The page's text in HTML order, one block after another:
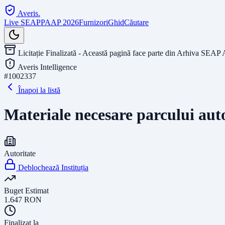
Averis.
Live SEAPPAAP 2026FurnizoriGhidCăutare
Licitație Finalizată - Această pagină face parte din Arhiva SEAP
Averis Intelligence
#1002337
Înapoi la listă
Materiale necesare parcului
Autoritate
Deblochează Instituția
Buget Estimat
1.647 RON
Finalizat la